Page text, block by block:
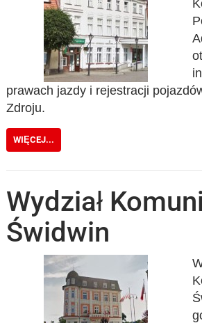
prawach jazdy i rejestracji
Zdroju.
WIĘCEJ...
Wydział
Świdwin